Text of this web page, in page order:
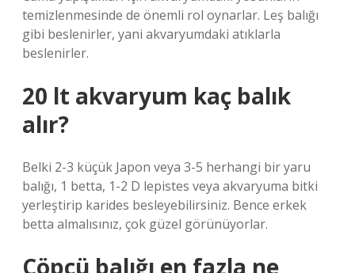
temizlenmesinde de önemli rol oynarlar. Leş balığı
gibi beslenirler, yani akvaryumdaki atıklarla
beslenirler.
20 lt akvaryum kaç balık
alır?
Belki 2-3 küçük Japon veya 3-5 herhangi bir yaru
balığı, 1 betta, 1-2 D lepistes veya akvaryuma bitki
yerleştirip karides besleyebilirsiniz. Bence erkek
betta almalısınız, çok güzel görünüyorlar.
Çöpçü balığı en fazla ne